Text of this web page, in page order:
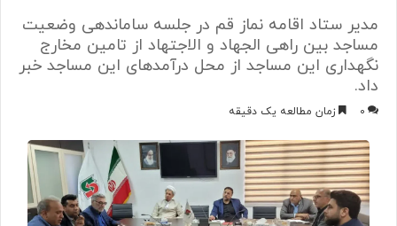
مدیر ستاد اقامه نماز قم در جلسه ساماندهی وضعیت
مساجد بین راهی الجهاد و الاجتهاد از تامین مخارج
نگهداری این مساجد از محل درآمد‌های این مساجد خبر
داد.
0 زمان مطالعه یک دقیقه